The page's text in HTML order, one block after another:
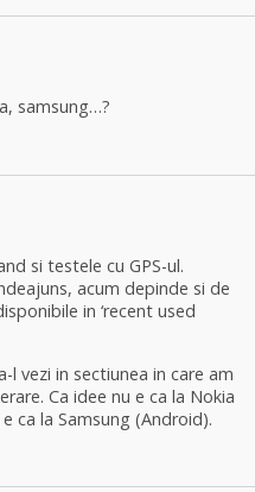
samsung…?
si testele cu GPS-ul.
acum depinde si de
in ‘recent used
l vezi in sectiunea in care am
Ca idee nu e ca la Nokia
ca la Samsung (Android).